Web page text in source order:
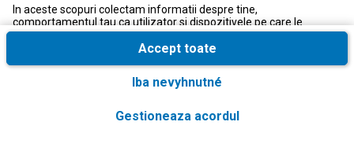
In aceste scopuri colectam informatii despre tine,
comportamentul tau ca utilizator si dispozitivele pe care le
utilizezi, inclusiv cele necesare pentru functionarea
corespunzatoare a site-ului smyk.ro. Aceste fisiere cookie
In plus, numai cu acordul tau, folosim fisiere cookie suplimentare
si conversii extinse cu scopul de a accesa, a analiza si a stoca
Gestioneaza acordul
Iba nevyhnutné
Accept toate
Formular de contact
031 40 50 900